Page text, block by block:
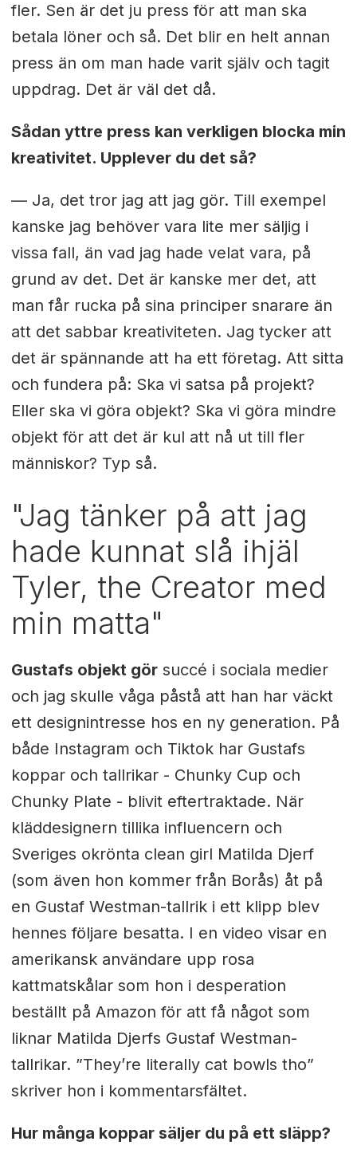
fler. Sen är det ju press för att man ska
betala löner och så. Det blir en helt annan
press än om man hade varit själv och tagit
uppdrag. Det är väl det då.
Sådan yttre press kan verkligen blocka min
kreativitet. Upplever du det så?
— Ja, det tror jag att jag gör. Till exempel
kanske jag behöver vara lite mer säljig i
vissa fall, än vad jag hade velat vara, på
grund av det. Det är kanske mer det, att
man får rucka på sina principer snarare än
att det sabbar kreativiteten. Jag tycker att
det är spännande att ha ett företag. Att sitta
och fundera på: Ska vi satsa på projekt?
Eller ska vi göra objekt? Ska vi göra mindre
objekt för att det är kul att nå ut till fler
människor? Typ så.
"Jag tänker på att jag
hade kunnat slå ihjäl
Tyler, the Creator med
min matta"
Gustafs objekt görsuccé i sociala medier
och jag skulle våga påstå att han har väckt
ett designintresse hos en ny generation. På
både Instagram och Tiktok har Gustafs
koppar och tallrikar - Chunky Cup och
Chunky Plate - blivit eftertraktade. När
kläddesignern tillika influencern och
Sveriges okrönta clean girl Matilda Djerf
(som även hon kommer från Borås) åt på
en Gustaf Westman-tallrik i ett klipp blev
hennes följare besatta. I en video visar en
amerikansk användare upp rosa
kattmatskålar som hon i desperation
beställt på Amazon för att få något som
liknar Matilda Djerfs Gustaf Westman-
tallrikar. ”They’re literally cat bowls tho”
skriver hon i kommentarsfältet.
Hur många koppar säljer du på ett släpp?